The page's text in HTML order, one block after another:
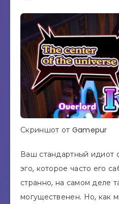
Скриншот от Gamepur
Ваш стандартный
эго, которое часто его
странно, на самом деле
могущественен. Но, как